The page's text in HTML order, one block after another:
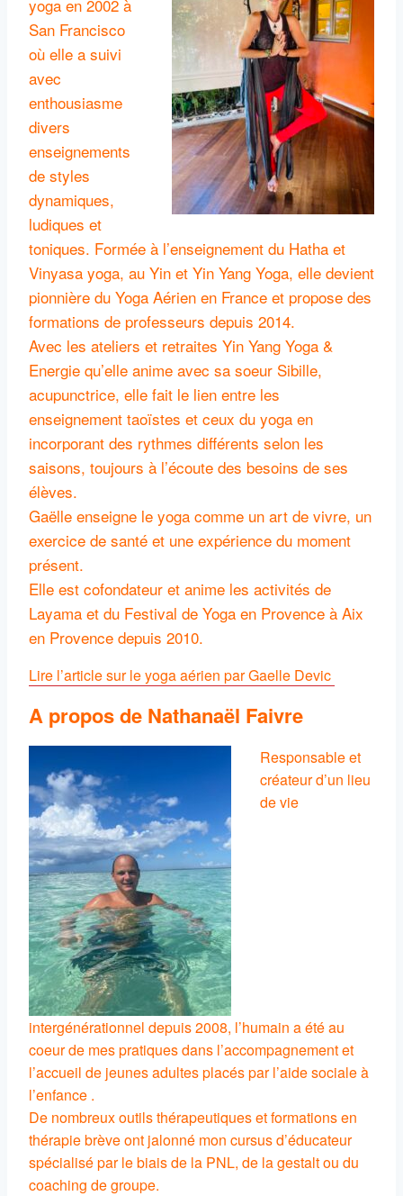
yoga en 2002 à
San Francisco
où elle a suivi
avec
enthousiasme
divers
enseignements
de styles
dynamiques,
ludiques et
toniques. Formée à l’enseignement du Hatha et
Vinyasa yoga, au Yin et Yin Yang Yoga, elle devient
pionnière du Yoga Aérien en France et propose des
formations de professeurs depuis 2014.
Avec les ateliers et retraites Yin Yang Yoga &
Energie qu’elle anime avec sa soeur Sibille,
acupunctrice, elle fait le lien entre les
enseignement taoïstes et ceux du yoga en
incorporant des rythmes différents selon les
saisons, toujours à l’écoute des besoins de ses
élèves.
Gaëlle enseigne le yoga comme un art de vivre, un
exercice de santé et une expérience du moment
présent.
Elle est cofondateur et anime les activités de
Layama et du Festival de Yoga en Provence à Aix
en Provence depuis 2010.
Lire l’article sur le yoga aérien par Gaelle Devic
A propos de Nathanaël Faivre
Responsable et
créateur d’un lieu
de vie
intergénérationnel depuis 2008, l’humain a été au
coeur de mes pratiques dans l’accompagnement et
l’accueil de jeunes adultes placés par l’aide sociale à
l’enfance .
De nombreux outils thérapeutiques et formations en
thérapie brève ont jalonné mon cursus d’éducateur
spécialisé par le biais de la PNL, de la gestalt ou du
coaching de groupe.